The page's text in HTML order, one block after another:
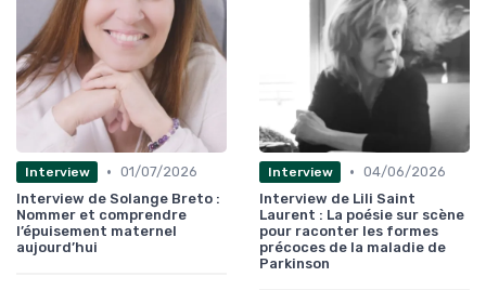
Interview • 01/07/2026
Interview de Solange Breto :
Nommer et comprendre
l’épuisement maternel
aujourd’hui
Interview • 04/06/2026
Interview de Lili Saint
Laurent : La poésie sur scène
pour raconter les formes
précoces de la maladie de
Parkinson